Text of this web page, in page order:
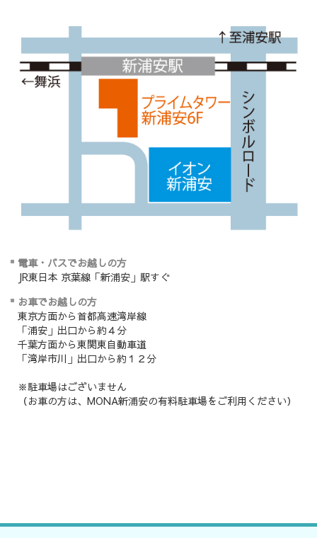
電車・バスでお越しの方
JR東日本 京葉線「新浦安」駅すぐ
お車でお越しの方
東京方面から首都高速湾岸線
「浦安」出口から約４分
千葉方面から東関東自動車道
「湾岸市川」出口から約１２分
※駐車場はございません
（お車の方は、MONA新浦安の有料駐車場をご利用ください）